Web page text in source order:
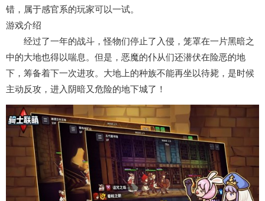
错，属于感官系的玩家可以一试。
游戏介绍
经过了一年的战斗，怪物们停止了入侵，笼罩在一片黑暗之
中的大地也得以喘息。但是，恶魔的仆从们还潜伏在险恶的地
下，筹备着下一次进攻。大地上的种族不能再坐以待毙，是时候
主动反攻，进入阴暗又危险的地下城了！